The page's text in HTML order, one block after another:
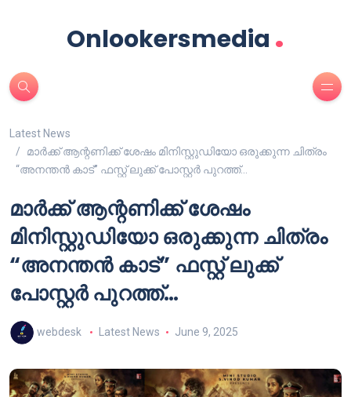
Onlookersmedia .
Latest News
മാർക്ക് ആന്റണിക്ക് ശേഷം മിനിസ്റ്റുഡിയോ ഒരുക്കുന്ന ചിത്രം
“അനന്തൻ കാട്” ഫസ്റ്റ് ലുക്ക് പോസ്റ്റർ പുറത്ത്…
മാർക്ക് ആന്റണിക്ക് ശേഷം
മിനിസ്റ്റുഡിയോ ഒരുക്കുന്ന ചിത്രം
“അനന്തൻ കാട്” ഫസ്റ്റ് ലുക്ക്
പോസ്റ്റർ പുറത്ത്…
webdesk Latest News June 9, 2025